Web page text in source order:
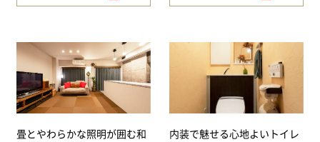
畳とやわらかな照明が囲む和
内装で魅せる心地よいトイレ